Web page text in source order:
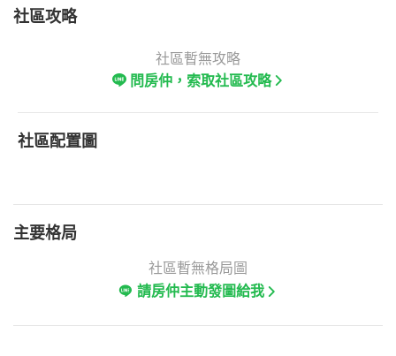
社區攻略
社區暫無攻略
問房仲，索取社區攻略
社區配置圖
主要格局
社區暫無格局圖
請房仲主動發圖給我